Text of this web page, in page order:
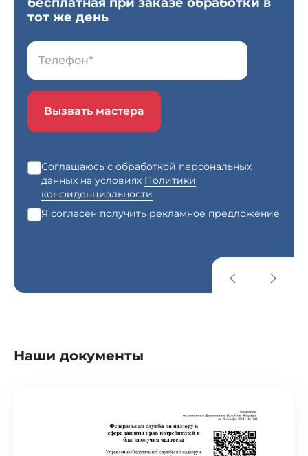
тот же день
Вызвать мастера
Соглашаюсь с обработкой персональных
данных на условиях Политики
конфиденциальности
Я согласен получить рекламное предложение
Наши документы